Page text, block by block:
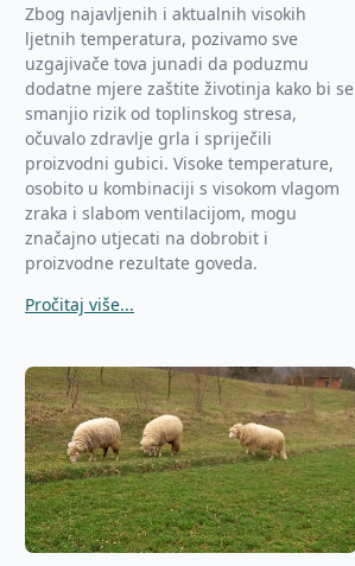
Zbog najavljenih i aktualnih visokih
ljetnih temperatura, pozivamo sve
uzgajivače tova junadi da poduzmu
dodatne mjere zaštite životinja kako bi se
smanjio rizik od toplinskog stresa,
očuvalo zdravlje grla i spriječili
proizvodni gubici. Visoke temperature,
osobito u kombinaciji s visokom vlagom
zraka i slabom ventilacijom, mogu
značajno utjecati na dobrobit i
proizvodne rezultate goveda.
Pročitaj više...